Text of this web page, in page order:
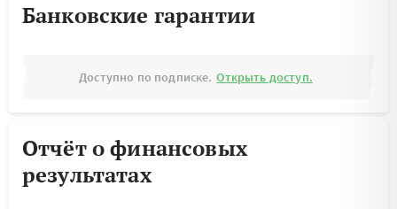
Банковские гарантии
Доступно по подписке. Открыть доступ.
Отчёт о финансовых
результатах